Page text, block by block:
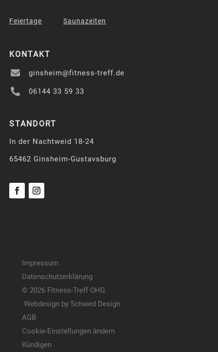
Feiertage Saunazeiten
KONTAKT

ginsheim@fitness-treff.de
 06144 33 59 33
STANDORT
In der Nachtweid 18-24
65462 Ginsheim-Gustavsburg
Impressum
Datenschutzerklärung
© 2026 Fitness-Treff OHG
Webdesign by Schwed Design
AGB
Cookie-Einstellungen ändern
Kündigen